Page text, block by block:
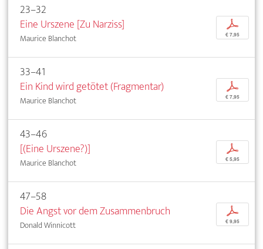
23–32
Eine Urszene [Zu Narziss]
Maurice Blanchot
p
€ 7,95
33–41
Ein Kind wird getötet (Fragmentar)
Maurice Blanchot
p
€ 7,95
43–46
[(Eine Urszene?)]
Maurice Blanchot
p
€ 5,95
47–58
Die Angst vor dem Zusammenbruch
Donald Winnicott
p
€ 9,95